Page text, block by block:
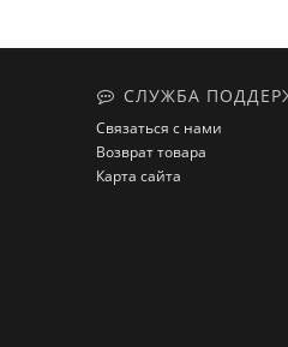
СЛУЖБА
Связаться с нами
Возврат товара
Карта сайта